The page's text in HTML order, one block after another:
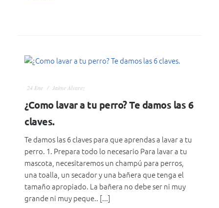
24 Ene Jaime Álvarez
¿Como lavar a tu perro? Te damos las 6
claves.
Te damos las 6 claves para que aprendas a lavar a tu
perro. 1. Prepara todo lo necesario Para lavar a tu
mascota, necesitaremos un champú para perros,
una toalla, un secador y una bañera que tenga el
tamaño apropiado. La bañera no debe ser ni muy
grande ni muy peque.. [...]